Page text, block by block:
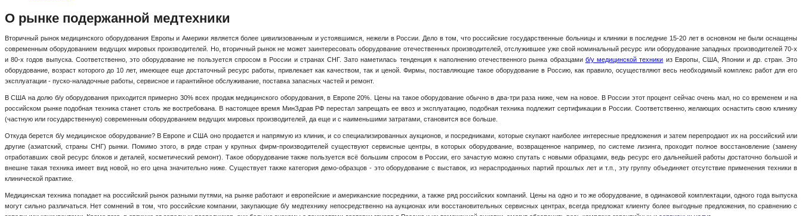
О рынке подержанной медтехники
Вторичный рынок медицинского оборудования Европы и Америки является более цивилизованным и устоявшимся, нежели в России. Дело в том, что российские государственные больницы и клиники в последние 15-20 лет в основном не были оснащены
современным оборудованием ведущих мировых производителей. Но, вторичный рынок не может заинтересовать оборудование отечественных производителей, отслужившее уже свой номинальный ресурс или оборудование западных производителей 70-х
и 80-х годов выпуска. Соответственно, это оборудование не пользуется спросом в России и странах СНГ. Зато наметилась тенденция к наполнению отечественного рынка образцами б/у медицинской техники из Европы, США, Японии и др. стран. Это
оборудование, возраст которого до 10 лет, имеющее еще достаточный ресурс работы, привлекает как качеством, так и ценой. Фирмы, поставляющие такое оборудование в Россию, как правило, осуществляют весь необходимый комплекс работ для его
эксплуатации - пуско-наладочные работы, сервисное и гарантийное обслуживание, поставка запасных частей и ремонт.
В США на долю б/у оборудования приходится примерно 30% всех продаж медицинского оборудования, в Европе 20%. Цены на такое оборудование обычно в два-три раза ниже, чем на новое. В России этот процент сейчас очень мал, но со временем и на
российском рынке подобная техника станет столь же востребована. В настоящее время МинЗдрав РФ перестал запрещать ее ввоз и эксплуатацию, подобная техника подлежит сертификации в России. Соответственно, желающих оснастить свою клинику
(частную или государственную) современным оборудованием ведущих мировых производителей, да еще и с наименьшими затратами, становится все больше.
Откуда берется б/у медицинское оборудование? В Европе и США оно продается и напрямую из клиник, и со специализированных аукционов, и посредниками, которые скупают наиболее интересные предложения и затем перепродают их на российский или
другие (азиатский, страны СНГ) рынки. Помимо этого, в ряде стран у крупных фирм-производителей существуют сервисные центры, в которых оборудование, возвращенное например, по системе лизинга, проходит полное восстановление (замену
отработавших свой ресурс блоков и деталей, косметический ремонт). Такое оборудование также пользуется всё большим спросом в России, его зачастую можно спутать с новыми образцами, ведь ресурс его дальнейшей работы достаточно большой и
внешне такая техника имеет вид новой, но его цена значительно ниже. Существует также категория демо-образцов - это оборудование с выставок, из нераспроданных партий прошлых лет и т.п., эту группу объединяет отсутствие применения техники в
клинической практике.
Медицинская техника попадает на российский рынок разными путями, на рынке работают и европейские и американские посредники, а также ряд российских компаний. Цены на одно и то же оборудование, в одинаковой комплектации, одного года выпуска
могут сильно различаться. Нет сомнений в том, что российские компании, закупающие б/у медтехнику непосредственно на аукционах или восстановительных сервисных центрах, всегда предложат клиенту более выгодные предложения, по сравнению с